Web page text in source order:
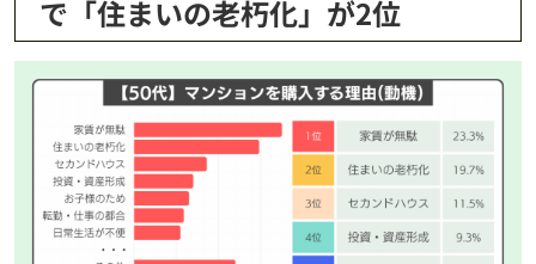
で「住まいの老朽化」が2位